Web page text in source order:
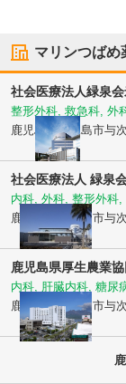
マリンつばめ
社会医療法人緑泉会
整形外科, 救急科, 外
鹿児島県鹿児島市与
社会医療法人 緑泉
内科, 外科, 整形外科,
鹿児島県鹿児島市与
鹿児島県厚生農業
内科, 肝臓内科, 糖尿
鹿児島県鹿児島市与